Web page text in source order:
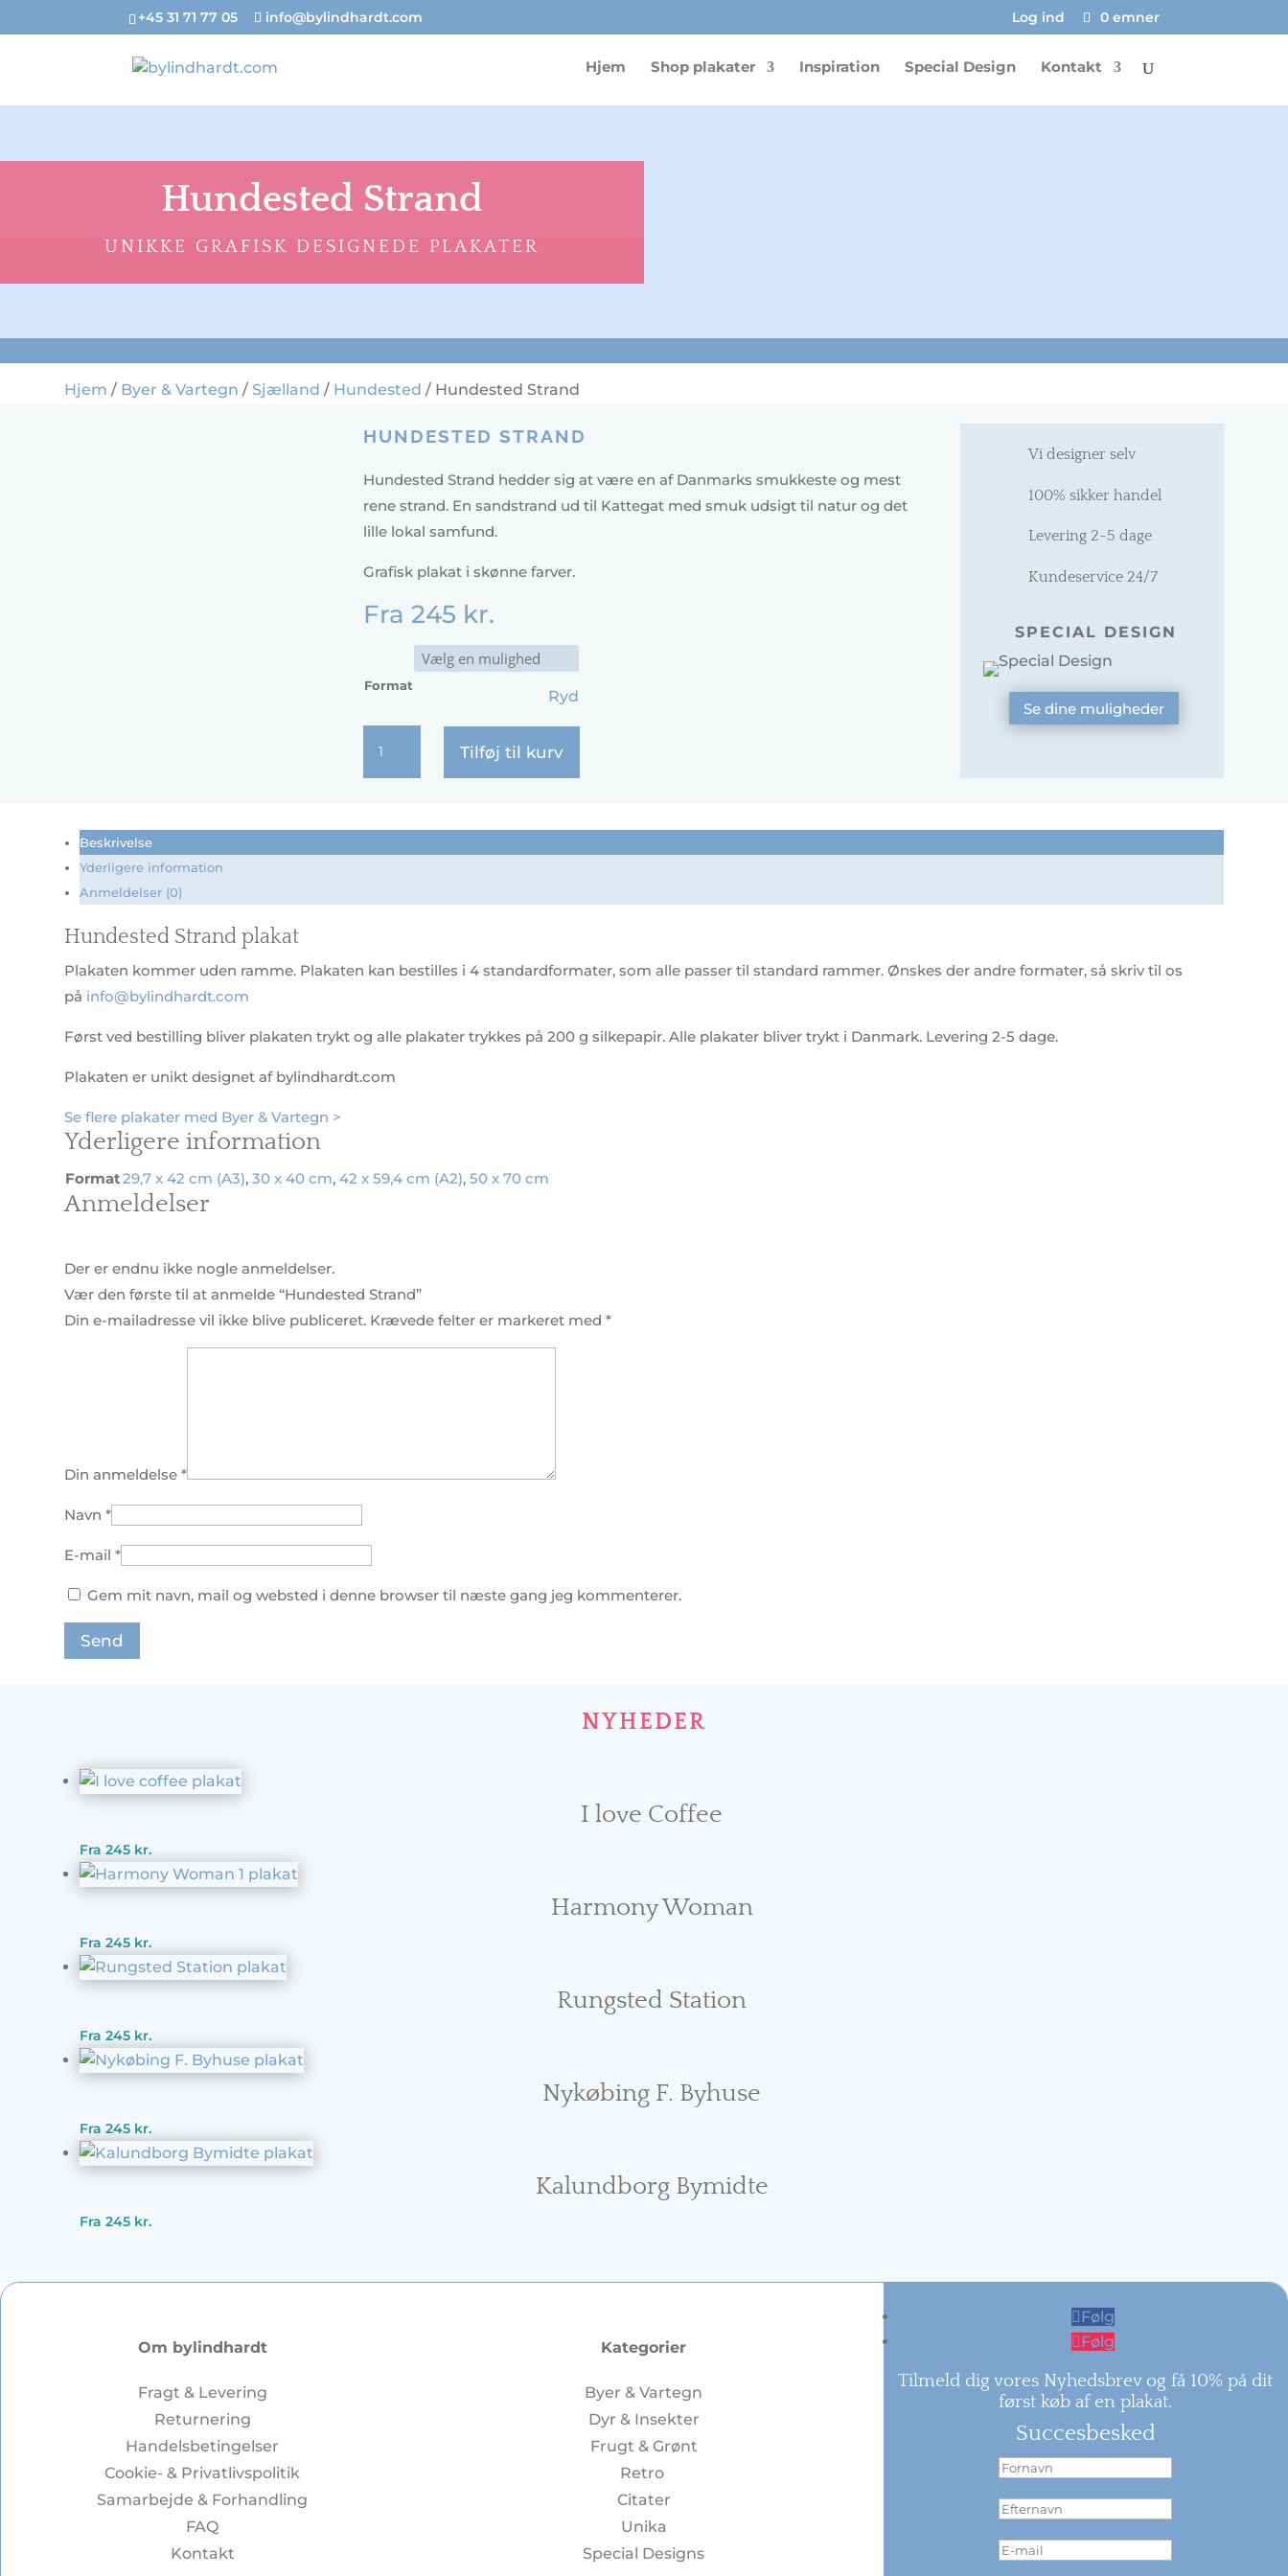
+45 31 71 77 05 info@bylindhardt.com Log ind 0 emner
Hjem Shop plakater Inspiration Special Design Kontakt
Hundested Strand
UNIKKE GRAFISK DESIGNEDE PLAKATER
Hjem / Byer & Vartegn / Sjælland / Hundested / Hundested Strand
HUNDESTED STRAND
Hundested Strand hedder sig at være en af Danmarks smukkeste og mest
rene strand. En sandstrand ud til Kattegat med smuk udsigt til natur og det
lille lokal samfund.
Grafisk plakat i skønne farver.
Fra 245 kr.
Format
Ryd
Tilføj til kurv
Vi designer selv
100% sikker handel
Levering 2-5 dage
Kundeservice 24/7
SPECIAL DESIGN
Se dine muligheder
Beskrivelse
Yderligere information
Anmeldelser (0)
Hundested Strand plakat
Plakaten kommer uden ramme. Plakaten kan bestilles i 4 standardformater, som alle passer til standard rammer. Ønskes der andre formater, så skriv til os
på info@bylindhardt.com
Først ved bestilling bliver plakaten trykt og alle plakater trykkes på 200 g silkepapir. Alle plakater bliver trykt i Danmark. Levering 2-5 dage.
Plakaten er unikt designet af bylindhardt.com
Se flere plakater med Byer & Vartegn >
Yderligere information
Format29,7 x 42 cm (A3),30 x 40 cm,42 x 59,4 cm (A2),50 x 70 cm
Anmeldelser
Der er endnu ikke nogle anmeldelser.
Vær den første til at anmelde “Hundested Strand”
Din e-mailadresse vil ikke blive publiceret. Krævede felter er markeret med*
Din anmeldelse*
Navn*
E-mail*
Gem mit navn, mail og websted i denne browser til næste gang jeg kommenterer.
NYHEDER
I love Coffee
Fra245 kr.
Harmony Woman
Fra245 kr.
Rungsted Station
Fra245 kr.
Nykøbing F. Byhuse
Fra245 kr.
Kalundborg Bymidte
Fra245 kr.
Om bylindhardt
Fragt & Levering
Returnering
Handelsbetingelser
Cookie- & Privatlivspolitik
Samarbejde & Forhandling
FAQ
Kontakt
Kategorier
Byer & Vartegn
Dyr & Insekter
Frugt & Grønt
Retro
Citater
Unika
Special Designs
Følg
Følg
Tilmeld dig vores Nyhedsbrev og få 10% på dit
først køb af en plakat.
Succesbesked